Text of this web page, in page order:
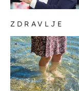
ZDRAVLJE